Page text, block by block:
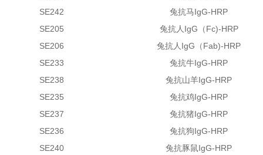
SE242
兔抗马IgG-HRP
SE205
兔抗人IgG（Fc)-HRP
SE206
兔抗人IgG（Fab)-HRP
SE233
兔抗牛IgG-HRP
SE238
兔抗山羊IgG-HRP
SE235
兔抗鸡IgG-HRP
SE237
兔抗猪IgG-HRP
SE236
兔抗狗IgG-HRP
SE240
兔抗豚鼠IgG-HRP